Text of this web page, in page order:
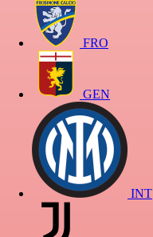
FRO
GEN
INT